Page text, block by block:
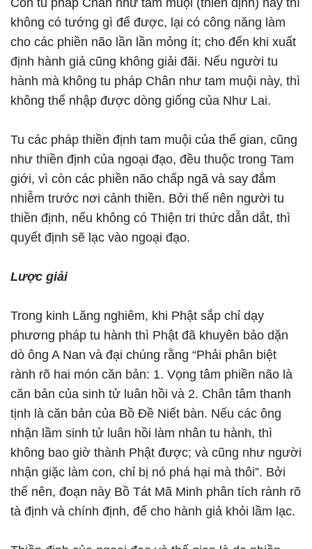
Còn tu pháp Chân như tam muội (thiền định) này thì
không có tướng gì để được, lại có công năng làm
cho các phiền não lần lần mỏng ít; cho đến khi xuất
định hành giả cũng không giải đãi. Nếu người tu
hành mà không tu pháp Chân như tam muội này, thì
không thể nhập được dòng giống của Như Lai.
Tu các pháp thiền định tam muội của thế gian, cũng
như thiền định của ngoại đạo, đều thuộc trong Tam
giới, vì còn các phiền não chấp ngã và say đắm
nhiễm trước nơi cảnh thiền. Bởi thế nên người tu
thiền định, nếu không có Thiện tri thức dẫn dắt, thì
quyết định sẽ lạc vào ngoại đạo.
Lược giải
Trong kinh Lăng nghiêm, khi Phật sắp chỉ dạy
phương pháp tu hành thì Phật đã khuyên bảo dặn
dò ông A Nan và đại chúng rằng “Phải phân biệt
rành rõ hai món căn bản: 1. Vọng tâm phiền não là
căn bản của sinh tử luân hồi và 2. Chân tâm thanh
tịnh là căn bản của Bồ Đề Niết bàn. Nếu các ông
nhận lầm sinh tử luân hồi làm nhân tu hành, thì
không bao giờ thành Phật được; và cũng như người
nhận giặc làm con, chỉ bị nó phá hại mà thôi”. Bởi
thế nên, đoạn này Bồ Tát Mã Minh phân tích rành rõ
tà định và chính định, để cho hành giả khỏi lầm lạc.